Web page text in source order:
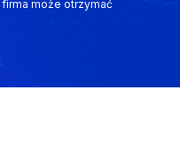
może otrzymać